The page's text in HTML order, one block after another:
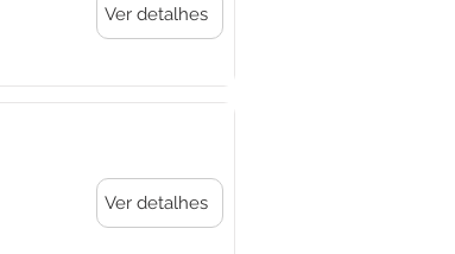
Ver detalhes
Ver detalhes